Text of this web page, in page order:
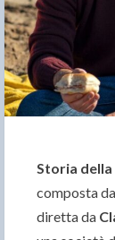
Storia
composta
diretta da